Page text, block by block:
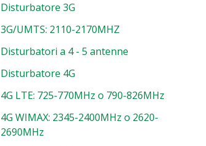
Disturbatore 3G
3G/UMTS: 2110-2170MHZ
Disturbatori a 4 - 5 antenne
Disturbatore 4G
4G LTE: 725-770MHz o 790-826MHz
4G WIMAX: 2345-2400MHz o 2620-
2690MHz